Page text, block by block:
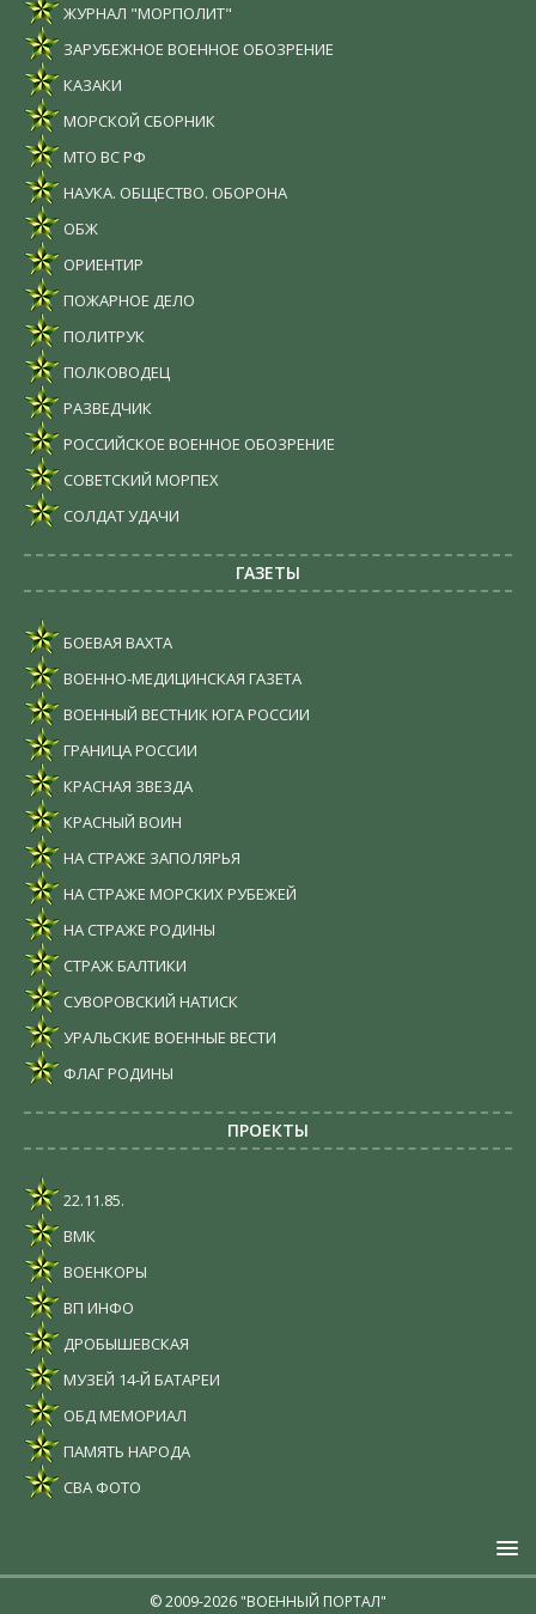
ЖУРНАЛ "МОРПОЛИТ"
ЗАРУБЕЖНОЕ ВОЕННОЕ ОБОЗРЕНИЕ
КАЗАКИ
МОРСКОЙ СБОРНИК
МТО ВС РФ
НАУКА. ОБЩЕСТВО. ОБОРОНА
ОБЖ
ОРИЕНТИР
ПОЖАРНОЕ ДЕЛО
ПОЛИТРУК
ПОЛКОВОДЕЦ
РАЗВЕДЧИК
РОССИЙСКОЕ ВОЕННОЕ ОБОЗРЕНИЕ
СОВЕТСКИЙ МОРПЕХ
СОЛДАТ УДАЧИ
ГАЗЕТЫ
БОЕВАЯ ВАХТА
ВОЕННО-МЕДИЦИНСКАЯ ГАЗЕТА
ВОЕННЫЙ ВЕСТНИК ЮГА РОССИИ
ГРАНИЦА РОССИИ
КРАСНАЯ ЗВЕЗДА
КРАСНЫЙ ВОИН
НА СТРАЖЕ ЗАПОЛЯРЬЯ
НА СТРАЖЕ МОРСКИХ РУБЕЖЕЙ
НА СТРАЖЕ РОДИНЫ
СТРАЖ БАЛТИКИ
СУВОРОВСКИЙ НАТИСК
УРАЛЬСКИЕ ВОЕННЫЕ ВЕСТИ
ФЛАГ РОДИНЫ
ПРОЕКТЫ
22.11.85.
ВМК
ВОЕНКОРЫ
ВП ИНФО
ДРОБЫШЕВСКАЯ
МУЗЕЙ 14-Й БАТАРЕИ
ОБД МЕМОРИАЛ
ПАМЯТЬ НАРОДА
СВА ФОТО
© 2009-2026 "ВОЕННЫЙ ПОРТАЛ"